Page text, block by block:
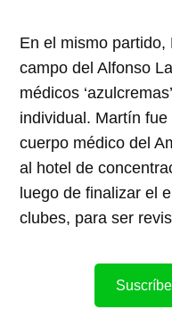
En el mismo partido,
campo del Alfonso
médicos
individual. Martín
cuerpo médico del
al hotel de
luego de finalizar el
clubes, para ser